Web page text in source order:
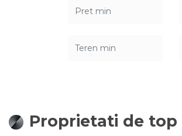
Proprietati de top